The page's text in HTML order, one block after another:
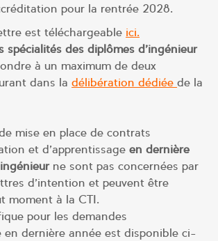
pour la rentrée 2028.
est téléchargeable ici.
spécialités des diplômes d’ingénieur
à un maximum de deux
dans la délibération dédiée de la
mise en place de contrats
et d’apprentissage en dernière
ne sont pas concernées par
d’intention et peuvent être
moment à la CTI.
pour les demandes
en dernière année est disponible ci-